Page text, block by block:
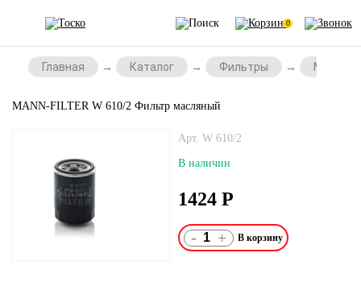
0
Главная Каталог Фильтры
MANN-FILTER W 610/2 Фильтр масляный
Арт. W 610/2
В наличии
1424 Р
- +